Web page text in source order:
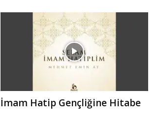
İmam Hatip Gençliğine Hitabe